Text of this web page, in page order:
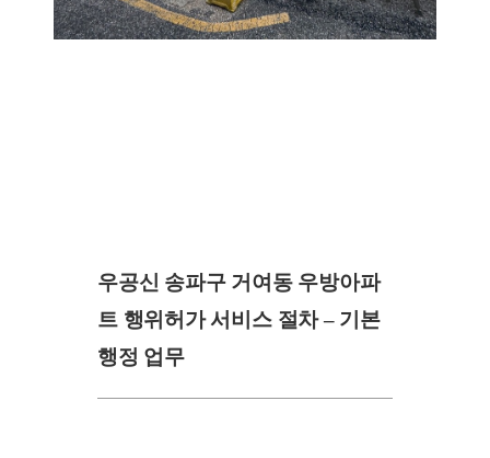
우공신 송파구 거여동 우방아파
트 행위허가 서비스 절차 – 기본
행정 업무